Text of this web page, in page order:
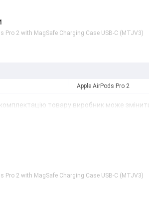
Pro 2 with MagSafe Charging Case USB-C (MTJV3)
Apple AirPods Pro 2
товару виробник може
Pro 2 with MagSafe Charging Case USB-C (MTJV3)